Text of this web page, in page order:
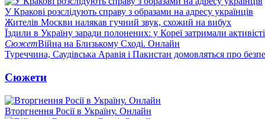
У Кракові розслідують справу з образами на адресу українців
Жителів Москви налякав гучний звук, схожий на вибух
Їздили в Україну заради полонених: у Кореї затримали
СюжетВійна на Близькому Сході. Онлайн
Туреччина, Саудівська Аравія і Пакистан домовляться про
Сюжети
Вторгнення Росії в Україну. Онлайн